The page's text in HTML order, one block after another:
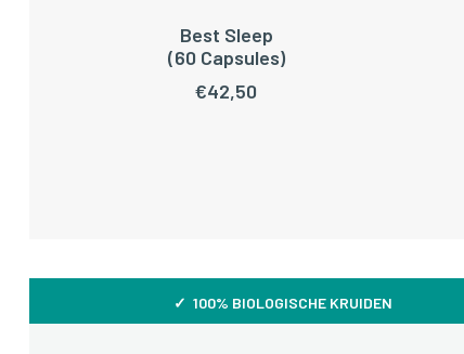
LEES VERDER
Best Sleep
(60 Capsules)
€42,50
✓ 100% BIOLOGISCHE KRUIDEN